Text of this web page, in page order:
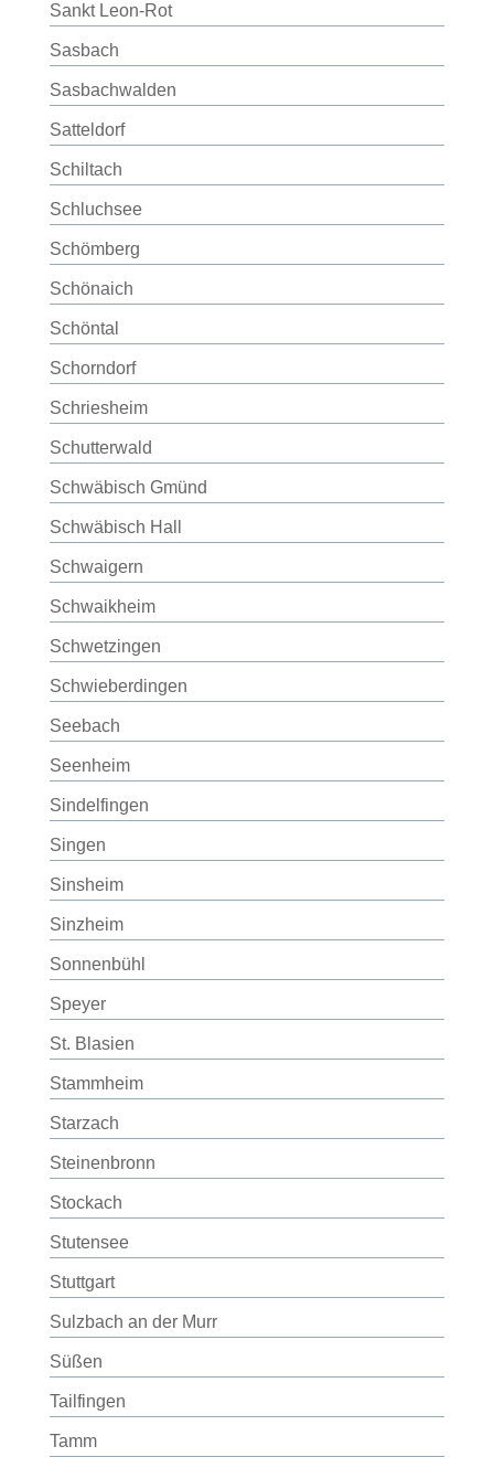
Sankt Leon-Rot
Sasbach
Sasbachwalden
Satteldorf
Schiltach
Schluchsee
Schömberg
Schönaich
Schöntal
Schorndorf
Schriesheim
Schutterwald
Schwäbisch Gmünd
Schwäbisch Hall
Schwaigern
Schwaikheim
Schwetzingen
Schwieberdingen
Seebach
Seenheim
Sindelfingen
Singen
Sinsheim
Sinzheim
Sonnenbühl
Speyer
St. Blasien
Stammheim
Starzach
Steinenbronn
Stockach
Stutensee
Stuttgart
Sulzbach an der Murr
Süßen
Tailfingen
Tamm